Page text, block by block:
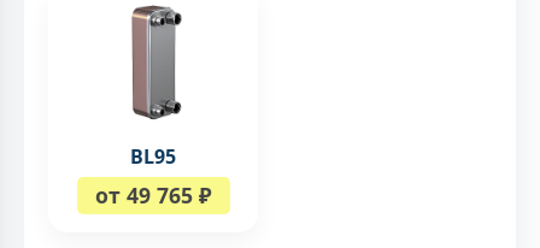
BL95
от 49 765 ₽